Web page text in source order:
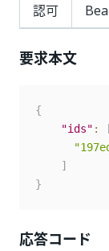
認可
要求本文
{
"ids" :
]
}
応答コード